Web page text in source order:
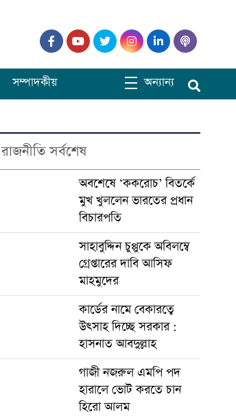
সম্পাদকীয় অন্যান্য
রাজনীতি সর্বশেষ
অবশেষে ‘ককরোচ’ বিতর্কে
মুখ খুললেন ভারতের প্রধান
বিচারপতি
সাহাবুদ্দিন চুপ্পুকে অবিলম্বে
গ্রেপ্তারের দাবি আসিফ
মাহমুদের
কার্ডের নামে বেকারত্বে
উৎসাহ দিচ্ছে সরকার :
হাসনাত আবদুল্লাহ
গাজী নজরুল এমপি পদ
হারালে ভোট করতে চান
হিরো আলম